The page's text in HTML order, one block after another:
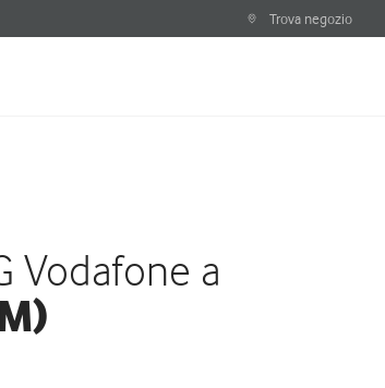
Trova negozio
Vodafone a